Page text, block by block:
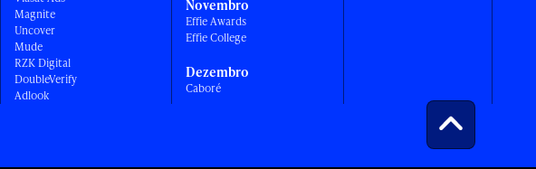
Magnite
Uncover
Mude
RZK Digital
DoubleVerify
Adlook
Novembro
Effie Awards
Effie College
Dezembro
Caboré